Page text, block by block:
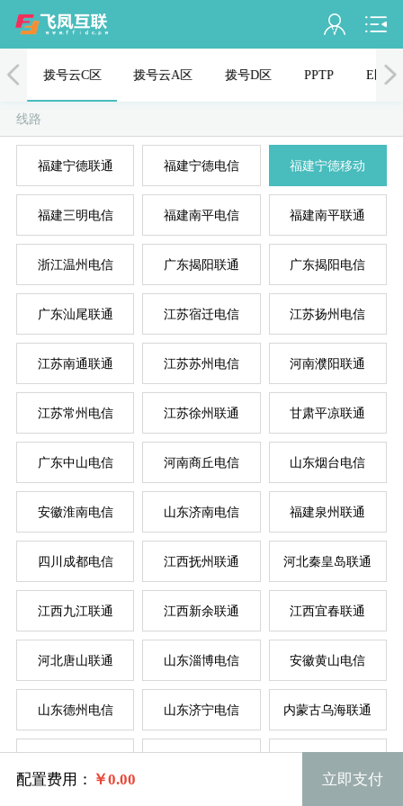
会员名：
充值
订单管理
进入控制台
退出
拨号云C区 拨号云A区 拨号D区 PPTP E区
线路
福建宁德联通 福建宁德电信 福建宁德移动
福建三明电信 福建南平电信 福建南平联通
浙江温州电信 广东揭阳联通 广东揭阳电信
广东汕尾联通 江苏宿迁电信 江苏扬州电信
江苏南通联通 江苏苏州电信 河南濮阳联通
江苏常州电信 江苏徐州联通 甘肃平凉联通
广东中山电信 河南商丘电信 山东烟台电信
安徽淮南电信 山东济南电信 福建泉州联通
四川成都电信 江西抚州联通 河北秦皇岛联通
江西九江联通 江西新余联通 江西宜春联通
河北唐山联通 山东淄博电信 安徽黄山电信
山东德州电信 山东济宁电信 内蒙古乌海联通
规格
配置费用： ￥0.00 立即支付